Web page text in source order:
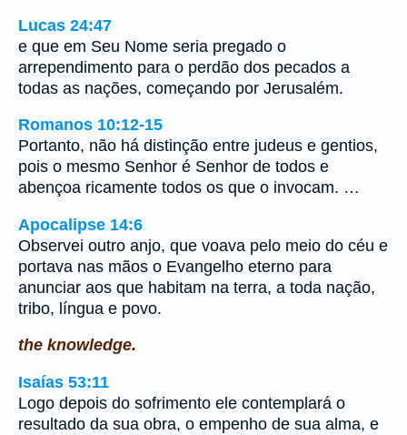
Lucas 24:47
e que em Seu Nome seria pregado o
arrependimento para o perdão dos pecados a
todas as nações, começando por Jerusalém.
Romanos 10:12-15
Portanto, não há distinção entre judeus e gentios,
pois o mesmo Senhor é Senhor de todos e
abençoa ricamente todos os que o invocam. …
Apocalipse 14:6
Observei outro anjo, que voava pelo meio do céu e
portava nas mãos o Evangelho eterno para
anunciar aos que habitam na terra, a toda nação,
tribo, língua e povo.
the knowledge.
Isaías 53:11
Logo depois do sofrimento ele contemplará o
resultado da sua obra, o empenho de sua alma, e